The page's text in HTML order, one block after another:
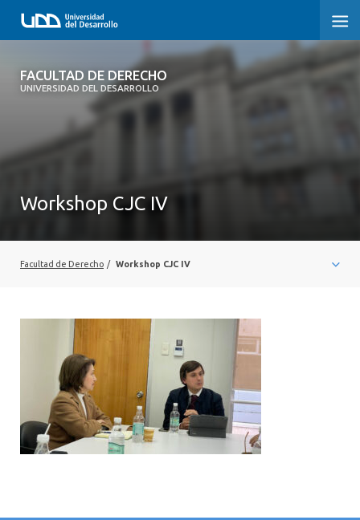
FACULTAD DE DERECHO
UNIVERSIDAD DEL DESARROLLO
FACULTAD DE DERECHO
SOBRE LA FACULTAD
VINCULACIÓN CON EL MEDIO
INTERNACIONAL
Workshop CJC IV
Facultad de Derecho / Workshop CJC IV